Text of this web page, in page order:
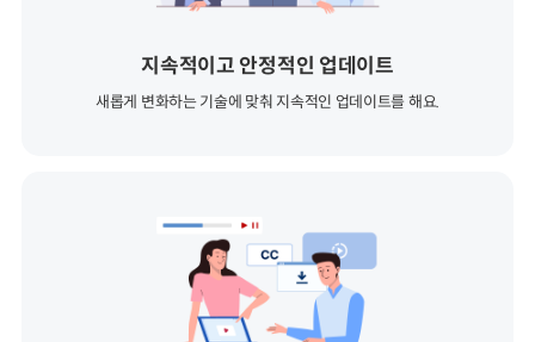
지속적이고 안정적인 업데이트
새롭게 변화하는 기술에 맞춰 지속적인 업데이트를 해요.